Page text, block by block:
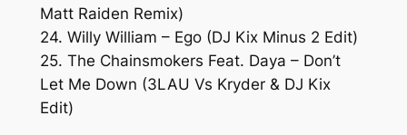
Matt Raiden Remix)
24. Willy William – Ego (DJ Kix Minus 2 Edit)
25. The Chainsmokers Feat. Daya – Don’t
Let Me Down (3LAU Vs Kryder & DJ Kix
Edit)